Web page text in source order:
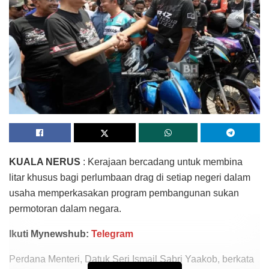
KUALA NERUS : Kerajaan bercadang untuk membina
litar khusus bagi perlumbaan drag di setiap negeri dalam
usaha memperkasakan program pembangunan sukan
permotoran dalam negara.
Ikuti Mynewshub: Telegram
Perdana Menteri, Datuk Seri Ismail Sabri Yaakob, berkata